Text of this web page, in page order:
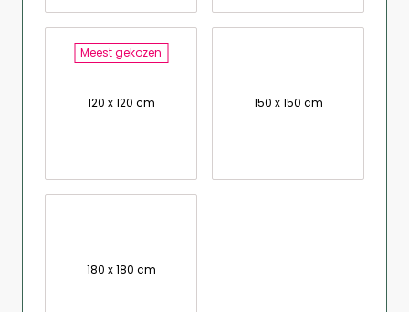
Meest gekozen
120 x 120 cm 150 x 150 cm
180 x 180 cm